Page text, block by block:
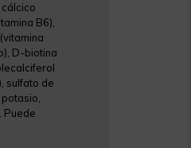
B6),
D-biotina
sulfato de
. Puede